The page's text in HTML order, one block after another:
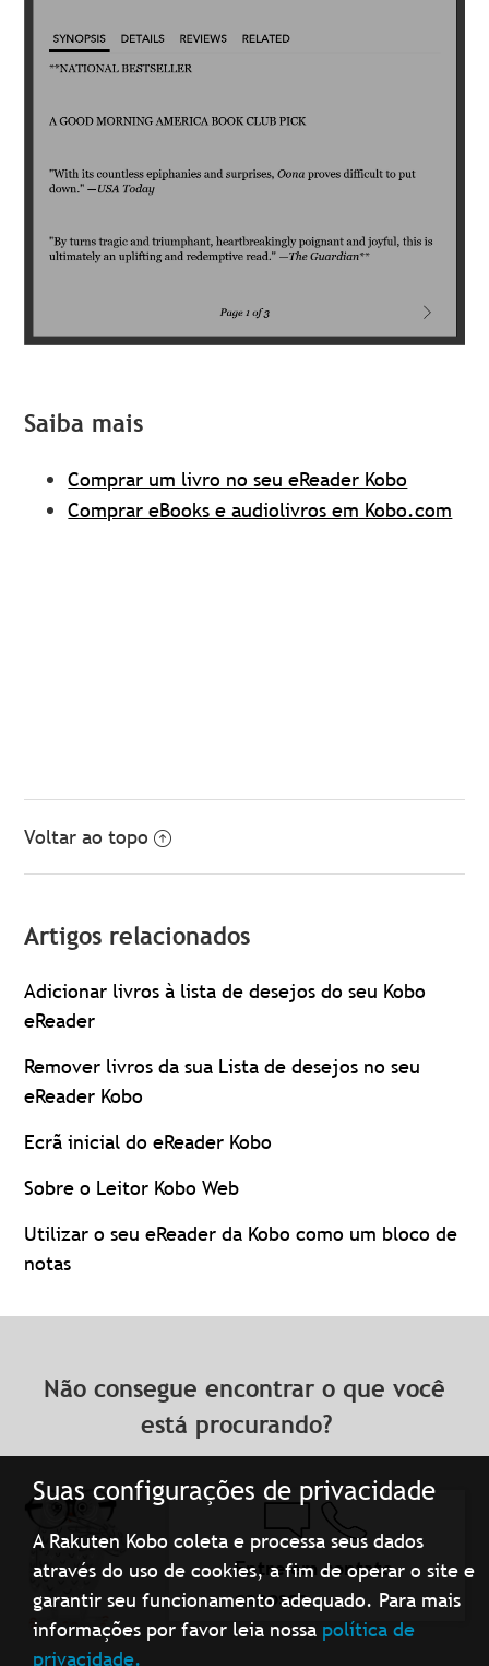
Suas configurações de privacidade
A Rakuten Kobo coleta e processa seus dados
através do uso de cookies, a fim de operar o site e
garantir seu funcionamento adequado. Para mais
informações por favor leia nossa política de
privacidade.
Saiba mais
Comprar um livro no seu eReader Kobo
Comprar eBooks e audiolivros em Kobo.com
Voltar ao topo
Artigos relacionados
Adicionar livros à lista de desejos do seu Kobo
eReader
Remover livros da sua Lista de desejos no seu
eReader Kobo
Ecrã inicial do eReader Kobo
Sobre o Leitor Kobo Web
Utilizar o seu eReader da Kobo como um bloco de
notas
Não consegue encontrar o que você
está procurando?
Entre em contato
conosco